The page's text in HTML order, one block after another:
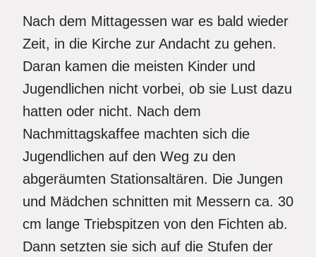
Nach dem Mittagessen war es bald wieder
Zeit, in die Kirche zur Andacht zu gehen.
Daran kamen die meisten Kinder und
Jugendlichen nicht vorbei, ob sie Lust dazu
hatten oder nicht. Nach dem
Nachmittagskaffee machten sich die
Jugendlichen auf den Weg zu den
abgeräumten Stationsaltären. Die Jungen
und Mädchen schnitten mit Messern ca. 30
cm lange Triebspitzen von den Fichten ab.
Dann setzten sie sich auf die Stufen der